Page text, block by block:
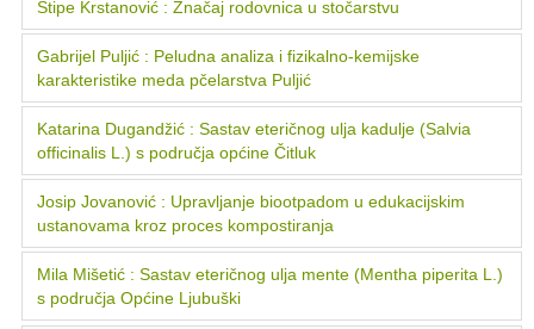
Stipe Krstanović : Značaj rodovnica u stočarstvu
Gabrijel Puljić : Peludna analiza i fizikalno-kemijske
karakteristike meda pčelarstva Puljić
Katarina Dugandžić : Sastav eteričnog ulja kadulje (Salvia
officinalis L.) s područja općine Čitluk
Josip Jovanović : Upravljanje biootpadom u edukacijskim
ustanovama kroz proces kompostiranja
Mila Mišetić : Sastav eteričnog ulja mente (Mentha piperita L.)
s područja Općine Ljubuški